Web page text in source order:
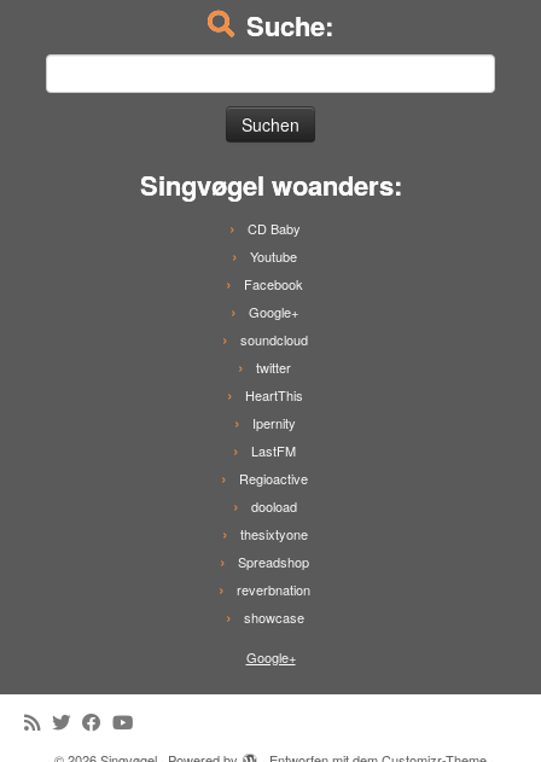
Suche:
Singvøgel woanders:
CD Baby
Youtube
Facebook
Google+
soundcloud
twitter
HeartThis
Ipernity
LastFM
Regioactive
dooload
thesixtyone
Spreadshop
reverbnation
showcase
Google+